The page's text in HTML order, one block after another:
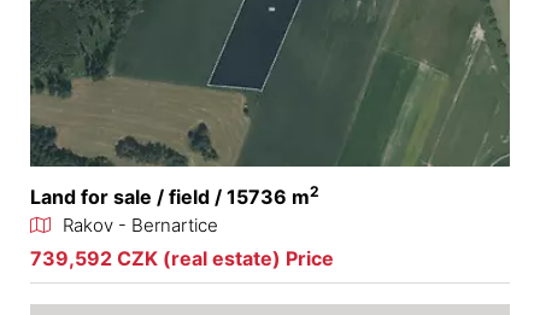
Land for sale / field / 15736 m2
Rakov - Bernartice
739,592 CZK (real estate) Price